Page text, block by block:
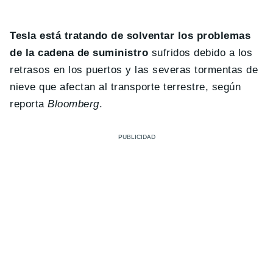
Tesla está tratando de solventar los problemas
de la cadena de suministro sufridos debido a los
retrasos en los puertos y las severas tormentas de
nieve que afectan al transporte terrestre, según
reportaBloomberg.